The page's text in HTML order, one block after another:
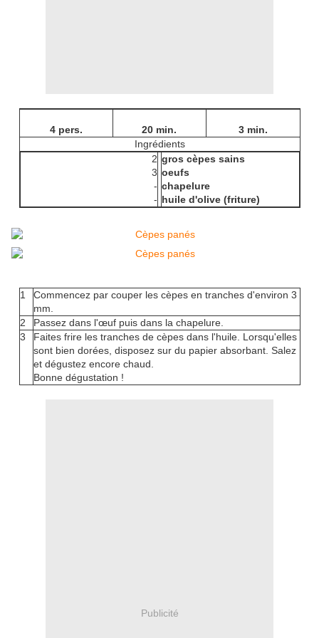
4 pers. 20 min.
3 min.
Ingrédients
2
3
-
-
gros cèpes sains
oeufs
chapelure
huile d'olive (friture)
1
Commencez par couper les cèpes en tranches d'environ 3
mm.
2
Passez dans l'œuf puis dans la chapelure.
3
Faites frire les tranches de cèpes dans l'huile. Lorsqu'elles
sont bien dorées, disposez sur du papier absorbant. Salez
et dégustez encore chaud.
Bonne dégustation !
Publicité